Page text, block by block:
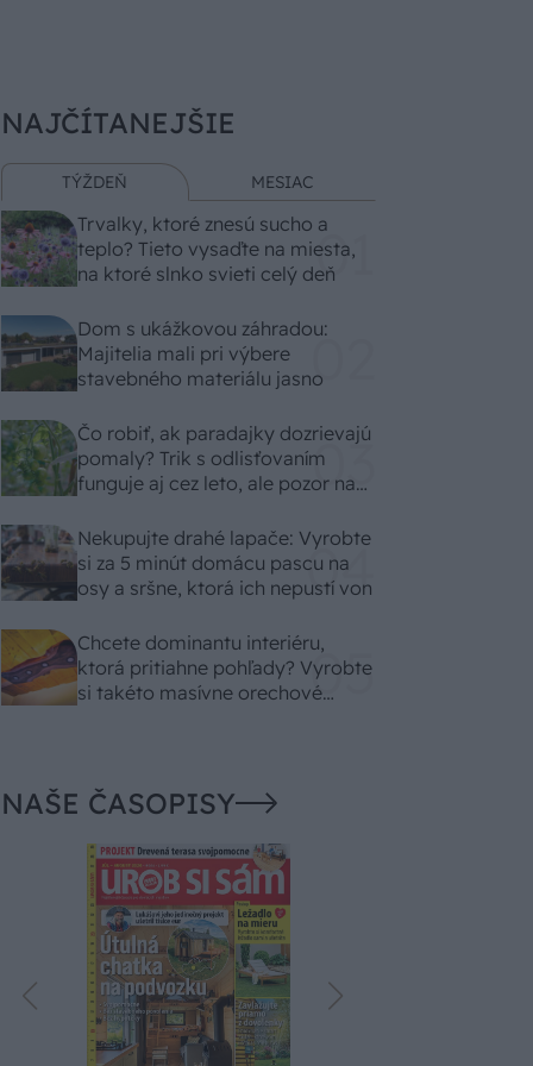
NAJČÍTANEJŠIE
TÝŽDEŇ MESIAC
Trvalky, ktoré znesú sucho a
teplo? Tieto vysaďte na miesta,
na ktoré slnko svieti celý deň
Dom s ukážkovou záhradou:
Majitelia mali pri výbere
stavebného materiálu jasno
Čo robiť, ak paradajky dozrievajú
pomaly? Trik s odlisťovaním
funguje aj cez leto, ale pozor na
Nekupujte drahé lapače: Vyrobte
si za 5 minút domácu pascu na
osy a sršne, ktorá ich nepustí von
Chcete dominantu interiéru,
ktorá pritiahne pohľady? Vyrobte
si takéto masívne orechové
NAŠE ČASOPISY